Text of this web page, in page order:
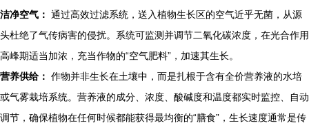
洁净空气： 通过高效过滤系统，送入植物生长区的空气近乎无菌，从源
头杜绝了气传病害的侵扰。系统可监测并调节二氧化碳浓度，在光合作用
高峰期适当加浓，充当作物的“空气肥料”，加速其生长。
营养供给： 作物并非生长在土壤中，而是扎根于含有全价营养液的水培
或气雾栽培系统。营养液的成分、浓度、酸碱度和温度都实时监控、自动
调节，确保植物在任何时候都能获得最均衡的“膳食”，生长速度通常是传